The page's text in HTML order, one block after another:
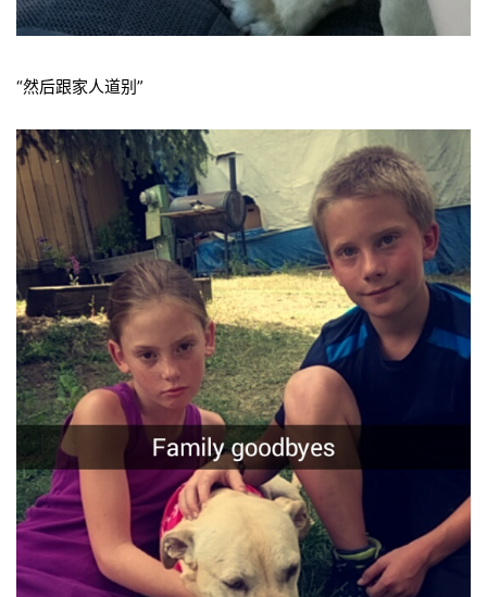
“然后跟家人道别”